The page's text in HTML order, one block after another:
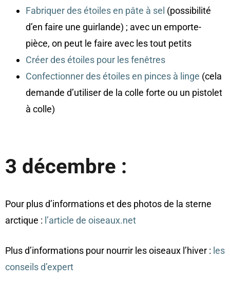
Fabriquer des étoiles en pâte à sel (possibilité
d’en faire une guirlande) ; avec un emporte-
pièce, on peut le faire avec les tout petits
Créer des étoiles pour les fenêtres
Confectionner des étoiles en pinces à linge (cela
demande d’utiliser de la colle forte ou un pistolet
à colle)
3 décembre :
Pour plus d’informations et des photos de la sterne
arctique : l’article de oiseaux.net
Plus d’informations pour nourrir les oiseaux l’hiver : les
conseils d’expert